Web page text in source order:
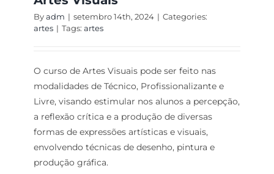
Byadm | setembro 14th, 2024 | Categories:
artes | Tags: artes
O curso de Artes Visuais pode ser feito nas
modalidades de Técnico, Profissionalizante e
Livre, visando estimular nos alunos a percepção,
a reflexão crítica e a produção de diversas
formas de expressões artísticas e visuais,
envolvendo técnicas de desenho, pintura e
produção gráfica.